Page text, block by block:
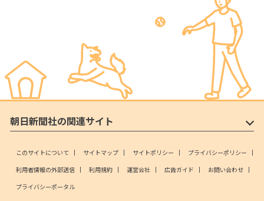
朝日新聞社の関連サイト
このサイトについて サイトマップ サイトポリシー
プライバシーポリシー
利用者情報の外部送信
利用規約 運営会社 広告ガイド
お問い合わせ
プライバシーポータル